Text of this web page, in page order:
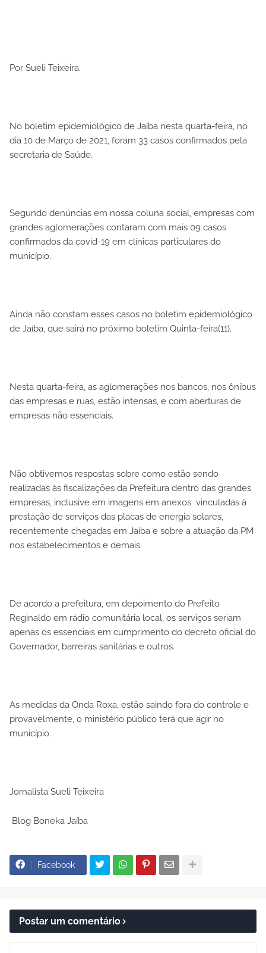
Por Sueli Teixeira.
No boletim epidemiológico de Jaíba nesta quarta-feira, no
dia 10 de Março de 2021, foram 33 casos confirmados pela
secretaria de Saúde.
Segundo denúncias em nossa coluna social, empresas com
grandes aglomerações contaram com mais 09 casos
confirmados da covid-19 em clínicas particulares do
município.
Ainda não constam esses casos no boletim epidemiológico
de Jaíba, que sairá no próximo boletim Quinta-feira(11).
Nesta quarta-feira, as aglomerações nos bancos, nos ônibus
das empresas e ruas, estão intensas, e com aberturas de
empresas não essenciais.
Não obtivemos respostas sobre como estão sendo
realizadas às fiscalizações da Prefeitura dentro das grandes
empresas, inclusive em imagens em anexos vinculadas à
prestação de serviços das placas de energia solares,
recentemente chegadas em Jaíba e sobre a atuação da PM
nos estabelecimentos e demais.
De acordo a prefeitura, em depoimento do Prefeito
Reginaldo em rádio comunitária local, os serviços seriam
apenas os essenciais em cumprimento do decreto oficial do
Governador, barreiras sanitárias e outros.
As medidas da Onda Roxa, estão saindo fora do controle e
provavelmente, o ministério público terá que agir no
município.
Jornalista Sueli Teixeira
Blog Boneka Jaíba
Facebook
Postar um comentário